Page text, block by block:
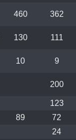
460 362
130 111
10 9
200
123
89
72
24